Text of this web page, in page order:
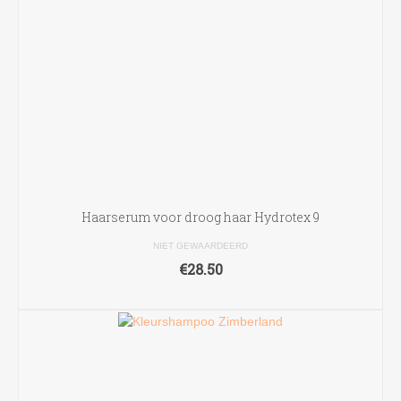
Haarserum voor droog haar Hydrotex 9
NIET GEWAARDEERD
€28.50